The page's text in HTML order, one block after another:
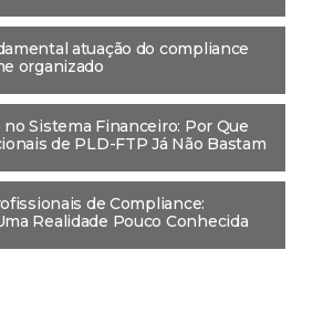
atuação do compliance
organizado
Sistema Financeiro: Por Que
de PLD-FTP Já Não Bastam
de Compliance:
Realidade Pouco Conhecida